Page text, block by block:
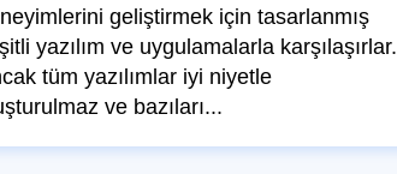
geliştirmek için tasarlanmış
yazılım ve uygulamalarla karşılaşırlar.
tüm yazılımlar iyi niyetle
ve bazıları...